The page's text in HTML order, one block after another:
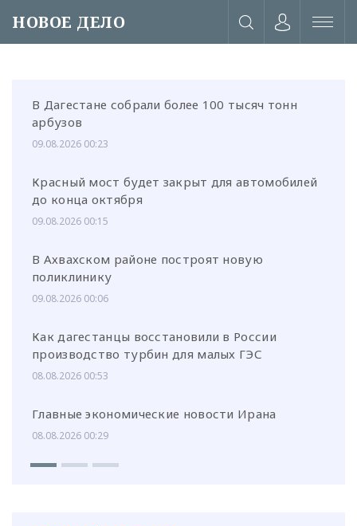
НОВОЕ ДЕЛО
В Дагестане собрали более 100 тысяч тонн
арбузов
09.08.2026 00:23
Красный мост будет закрыт для автомобилей
до конца октября
09.08.2026 00:15
В Ахвахском районе построят новую
поликлинику
09.08.2026 00:06
Как дагестанцы восстановили в России
производство турбин для малых ГЭС
08.08.2026 00:53
Главные экономические новости Ирана
08.08.2026 00:29